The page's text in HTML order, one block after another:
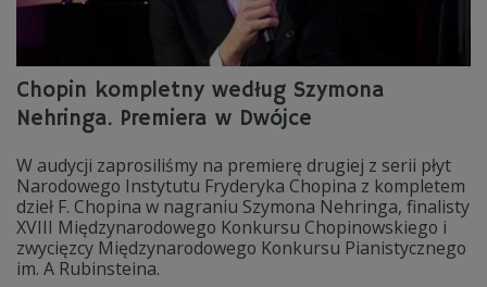
Chopin kompletny według Szymona
Nehringa. Premiera w Dwójce
W audycji zaprosiliśmy na premierę drugiej z serii płyt
Narodowego Instytutu Fryderyka Chopina z kompletem
dzieł F. Chopina w nagraniu Szymona Nehringa, finalisty
XVIII Międzynarodowego Konkursu Chopinowskiego i
zwycięzcy Międzynarodowego Konkursu Pianistycznego
im. A Rubinsteina.